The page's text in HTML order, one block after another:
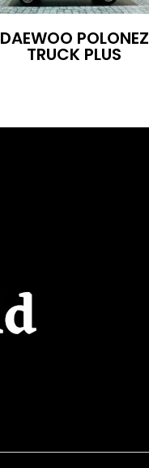
DAEWOO POLONEZ
TRUCK PLUS